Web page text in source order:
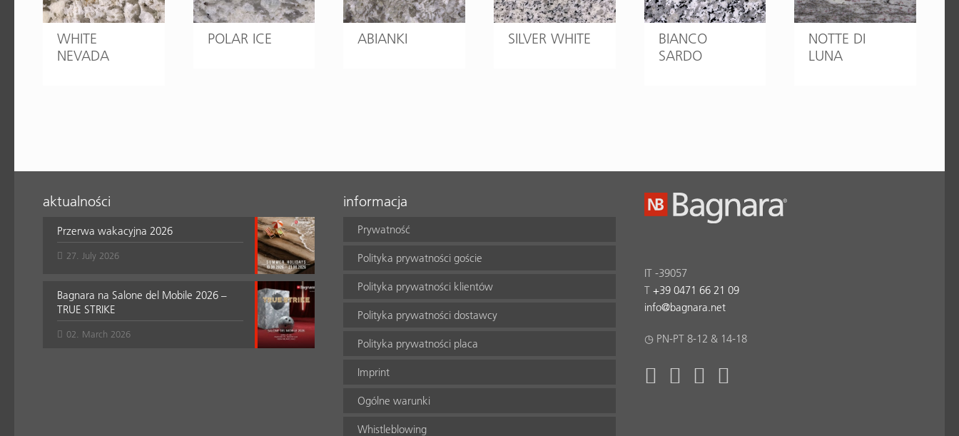
WHITE
NEVADA
POLAR ICE ABIANKI SILVER WHITE
BIANCO
SARDO
NOTTE DI
LUNA
aktualności
Przerwa wakacyjna 2026
27. July 2026
Bagnara na Salone del Mobile 2026 –
TRUE STRIKE
02. March 2026
informacja
Prywatność
Polityka prywatności goście
Polityka prywatności klientów
Polityka prywatności dostawcy
Polityka prywatności placa
Imprint
Ogólne warunki
Whistleblowing
IT -39057
T +39 0471 66 21 09
info@bagnara.net
◷ PN-PT 8-12 & 14-18